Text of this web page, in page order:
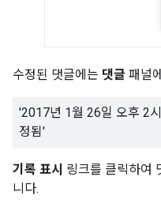
수정된 댓글에는 댓글 패널
'2017년 1월 26일 오후 2
정됨'
기록 표시 링크를 클릭하여
니다.